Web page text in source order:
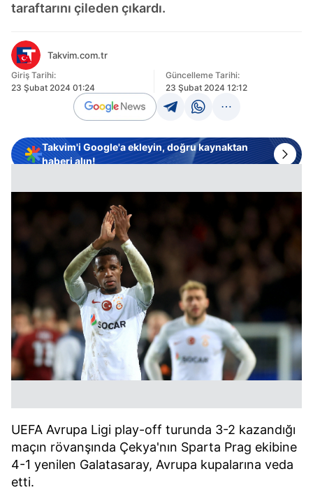
taraftarını çileden çıkardı.
Takvim.com.tr
Giriş Tarihi:
23 Şubat 2024 01:24
Güncelleme Tarihi:
23 Şubat 2024 12:12
Takvim'i Google'a ekleyin, doğru kaynaktan
haberi alın!
UEFA Avrupa Ligi play-off turunda 3-2 kazandığı
maçın rövanşında Çekya'nın Sparta Prag ekibine
4-1 yenilen Galatasaray, Avrupa kupalarına veda
etti.